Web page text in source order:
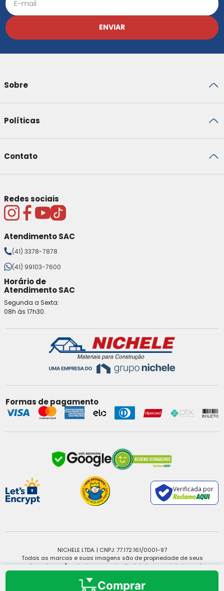
Comprar
ENVIAR
Sobre
Políticas
Contato
Redes sociais
Atendimento SAC
(41) 3378-7878
(41) 99103-7600
Horário de
Atendimento SAC
Segunda a Sexta:
08h às 17h30.
Formas de pagamento
Verificada por
NICHELE LTDA. | CNPJ: 77.172.161/0001-97
Todas as marcas e suas imagens são de propriedade de seus
respectivos donos. É vedada a reprodução, total ou parcial, de qualquer
Copyright © 2025 - Todos os direitos reservados.